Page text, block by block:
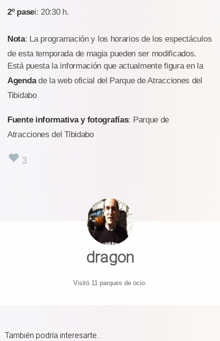
2º pasei: 20:30 h.
Nota: La programación y los horarios de los espectáculos
de esta temporada de magia pueden ser modificados.
Está puesta la información que actualmente figura en la
Agendade la web oficial del Parque de Atracciones del
Tibidabo
Fuente informativa y fotografías: Parque de
Atracciones del Tibidabo
3
dragon
Visitó 11 parques de ocio.
También podría interesarte...